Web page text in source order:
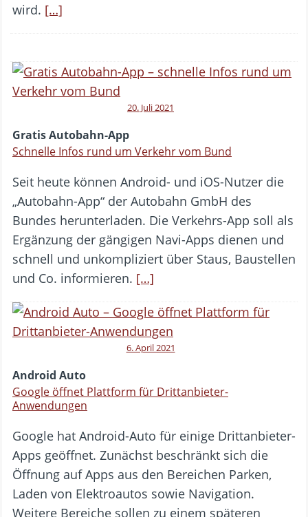
wird. […]
20. Juli 2021
Gratis Autobahn-App
Schnelle Infos rund um Verkehr vom Bund
Seit heute können Android- und iOS-Nutzer die
„Autobahn-App“ der Autobahn GmbH des
Bundes herunterladen. Die Verkehrs-App soll als
Ergänzung der gängigen Navi-Apps dienen und
schnell und unkompliziert über Staus, Baustellen
und Co. informieren. […]
6. April 2021
Android Auto
Google öffnet Plattform für Drittanbieter-
Anwendungen
Google hat Android-Auto für einige Drittanbieter-
Apps geöffnet. Zunächst beschränkt sich die
Öffnung auf Apps aus den Bereichen Parken,
Laden von Elektroautos sowie Navigation.
Weitere Bereiche sollen zu einem späteren